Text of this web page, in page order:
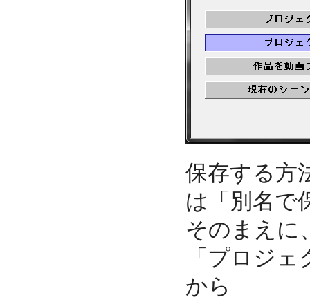
保存する方
は「別名で
そのまえに
「プロジ
から